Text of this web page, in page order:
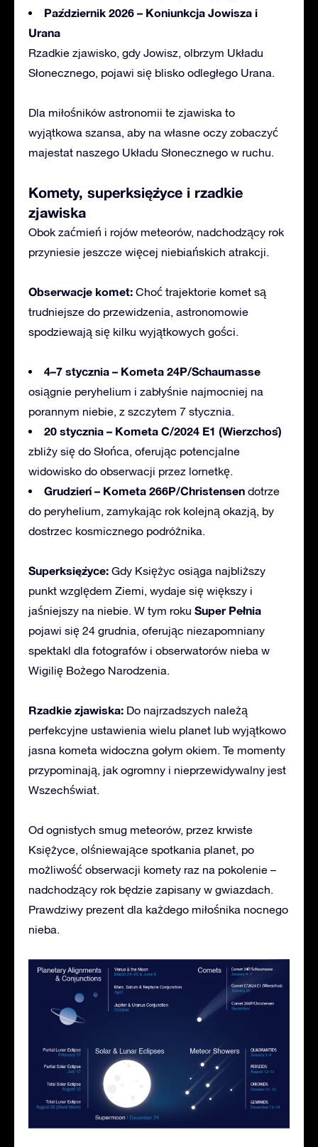
Październik 2026 – Koniunkcja Jowisza i
Urana
Rzadkie zjawisko, gdy Jowisz, olbrzym Układu
Słonecznego, pojawi się blisko odległego Urana.
Dla miłośników astronomii te zjawiska to
wyjątkowa szansa, aby na własne oczy zobaczyć
majestat naszego Układu Słonecznego w ruchu.
Komety, superksiężyce i rzadkie
zjawiska
Obok zaćmień i rojów meteorów, nadchodzący rok
przyniesie jeszcze więcej niebiańskich atrakcji.
Obserwacje komet: Choć trajektorie komet są
trudniejsze do przewidzenia, astronomowie
spodziewają się kilku wyjątkowych gości.
4–7 stycznia – Kometa 24P/Schaumasse
osiągnie peryhelium i zabłyśnie najmocniej na
porannym niebie, z szczytem 7 stycznia.
20 stycznia – Kometa C/2024 E1 (Wierzchoś)
zbliży się do Słońca, oferując potencjalne
widowisko do obserwacji przez lornetkę.
Grudzień – Kometa 266P/Christensen dotrze
do peryhelium, zamykając rok kolejną okazją, by
dostrzec kosmicznego podróżnika.
Superksiężyce: Gdy Księżyc osiąga najbliższy
punkt względem Ziemi, wydaje się większy i
jaśniejszy na niebie. W tym roku Super Pełnia
pojawi się 24 grudnia, oferując niezapomniany
spektakl dla fotografów i obserwatorów nieba w
Wigilię Bożego Narodzenia.
Rzadkie zjawiska: Do najrzadszych należą
perfekcyjne ustawienia wielu planet lub wyjątkowo
jasna kometa widoczna gołym okiem. Te momenty
przypominają, jak ogromny i nieprzewidywalny jest
Wszechświat.
Od ognistych smug meteorów, przez krwiste
Księżyce, olśniewające spotkania planet, po
możliwość obserwacji komety raz na pokolenie –
nadchodzący rok będzie zapisany w gwiazdach.
Prawdziwy prezent dla każdego miłośnika nocnego
nieba.